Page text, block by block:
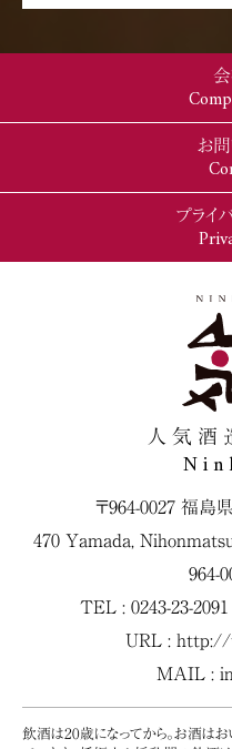
お
プライ
人気酒
〒964-0027 福島
470 Yamada,
964-
TEL : 0243-23-
URL : http://
MAIL :
飲酒は20歳になってから。お酒は